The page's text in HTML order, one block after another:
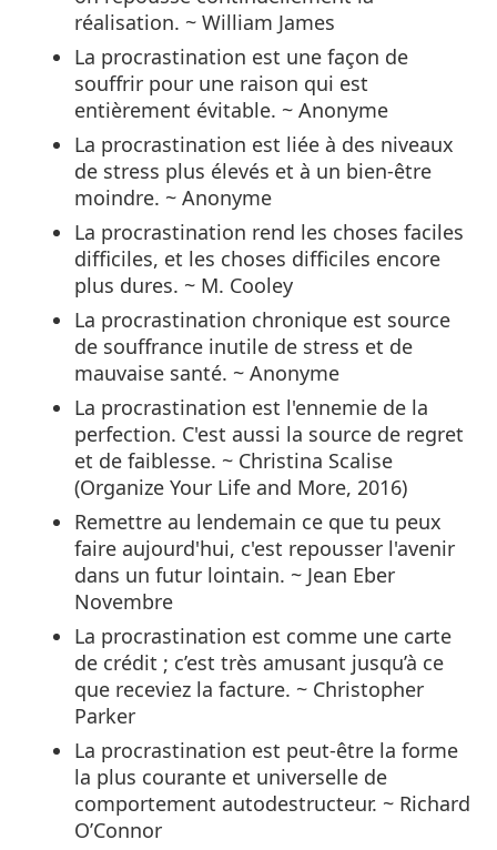
réalisation. ~ William James
La procrastination est une façon de
souffrir pour une raison qui est
entièrement évitable. ~ Anonyme
La procrastination est liée à des niveaux
de stress plus élevés et à un bien-être
moindre. ~ Anonyme
La procrastination rend les choses faciles
difficiles, et les choses difficiles encore
plus dures. ~ M. Cooley
La procrastination chronique est source
de souffrance inutile de stress et de
mauvaise santé. ~ Anonyme
La procrastination est l'ennemie de la
perfection. C'est aussi la source de regret
et de faiblesse. ~ Christina Scalise
(Organize Your Life and More, 2016)
Remettre au lendemain ce que tu peux
faire aujourd'hui, c'est repousser l'avenir
dans un futur lointain. ~ Jean Eber
Novembre
La procrastination est comme une carte
de crédit ; c’est très amusant jusqu’à ce
que receviez la facture. ~ Christopher
Parker
La procrastination est peut-être la forme
la plus courante et universelle de
comportement autodestructeur. ~ Richard
O’Connor